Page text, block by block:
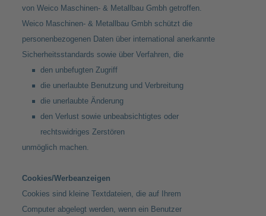
von Weico Maschinen- & Metallbau Gmbh getroffen.
Weico Maschinen- & Metallbau Gmbh schützt die
personenbezogenen Daten über international anerkannte
Sicherheitsstandards sowie über Verfahren, die
den unbefugten Zugriff
die unerlaubte Benutzung und Verbreitung
die unerlaubte Änderung
den Verlust sowie unbeabsichtigtes oder
rechtswidriges Zerstören
unmöglich machen.
Cookies/Werbeanzeigen
Cookies sind kleine Textdateien, die auf Ihrem
Computer abgelegt werden, wenn ein Benutzer